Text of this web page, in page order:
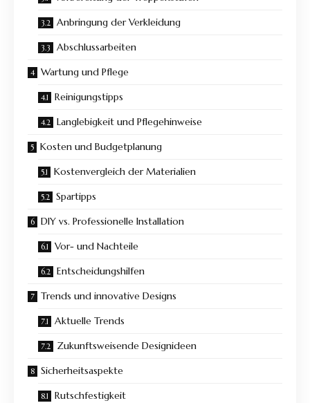
Anbringung der Verkleidung
Abschlussarbeiten
Wartung und Pflege
Reinigungstipps
Langlebigkeit und Pflegehinweise
Kosten und Budgetplanung
Kostenvergleich der Materialien
Spartipps
DIY vs. Professionelle Installation
Vor- und Nachteile
Entscheidungshilfen
Trends und innovative Designs
Aktuelle Trends
Zukunftsweisende Designideen
Sicherheitsaspekte
Rutschfestigkeit